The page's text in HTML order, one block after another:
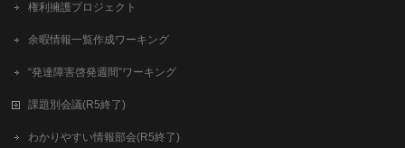
権利擁護プロジェクト
余暇情報一覧作成ワーキング
“発達障害啓発週間”ワーキング
課題別会議(R5終了)
わかりやすい情報部会(R5終了)